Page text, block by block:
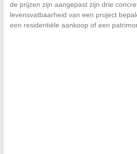
de prijzen zijn aangepast zijn drie
levensvatbaarheid van een project
een residentiële aankoop of een